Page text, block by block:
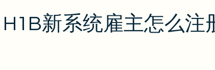
新系统雇主怎么注